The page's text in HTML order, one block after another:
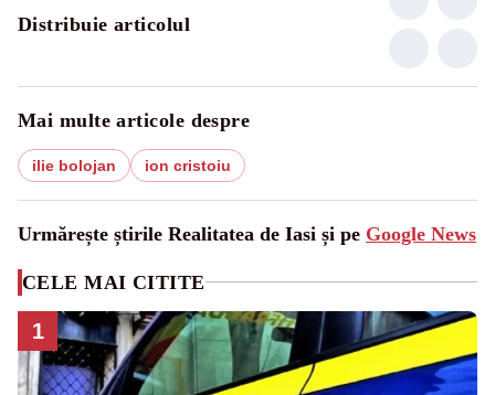
Distribuie articolul
Mai multe articole despre
ilie bolojan ion cristoiu
Urmărește știrile Realitatea de Iasi și pe Google News
CELE MAI CITITE
1